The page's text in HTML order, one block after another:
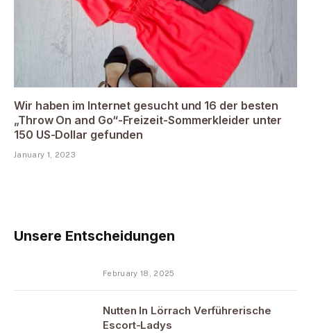
Wir haben im Internet gesucht und 16 der besten
„Throw On and Go“-Freizeit-Sommerkleider unter
150 US-Dollar gefunden
January 1, 2023
Unsere Entscheidungen
February 18, 2025
Nutten In Lörrach Verführerische
Escort-Ladys